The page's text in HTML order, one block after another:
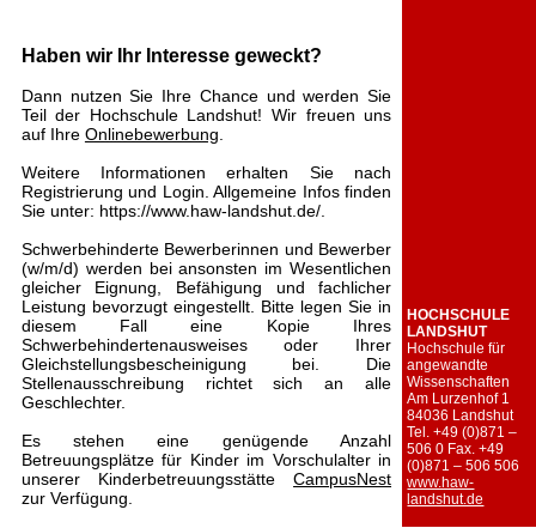
Haben wir Ihr Interesse geweckt?
Dann nutzen Sie Ihre Chance und werden Sie
Teil der Hochschule Landshut! Wir freuen uns
auf Ihre Onlinebewerbung
Weitere Informationen erhalten Sie nach
Registrierung und Login. Allgemeine Infos finden
Sie unter: https://www.haw-landshut.de/.
Schwerbehinderte Bewerberinnen und Bewerber
(w/m/d) werden bei ansonsten im Wesentlichen
gleicher Eignung, Befähigung und fachlicher
Leistung bevorzugt eingestellt. Bitte legen Sie in
diesem Fall eine Kopie Ihres
Schwerbehindertenausweises oder Ihrer
Gleichstellungsbescheinigung bei. Die
Stellenausschreibung richtet sich an alle
Geschlechter.
Es stehen eine genügende Anzahl
Betreuungsplätze für Kinder im Vorschulalter in
unserer KinderbetreuungsstätteCampusNest
zur Verfügung.
HOCHSCHULE
LANDSHUT
Hochschule für
angewandte
Wissenschaften
Am Lurzenhof 1
84036 Landshut
Tel. +49 (0)871 –
506 0 Fax. +49
(0)871 – 506 506
www.haw-
landshut.de